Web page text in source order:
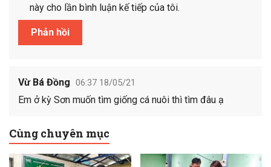
này cho lần bình luận kế tiếp của tôi.
Vừ Bá Đồng 06:37 18/05/21
Em ở kỳ Sơn muốn tìm giống cá nuôi thì tìm đâu ạ
Cùng chuyên mục